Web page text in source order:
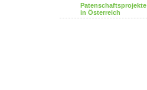
Patenschaftsprojekte
in Österreich